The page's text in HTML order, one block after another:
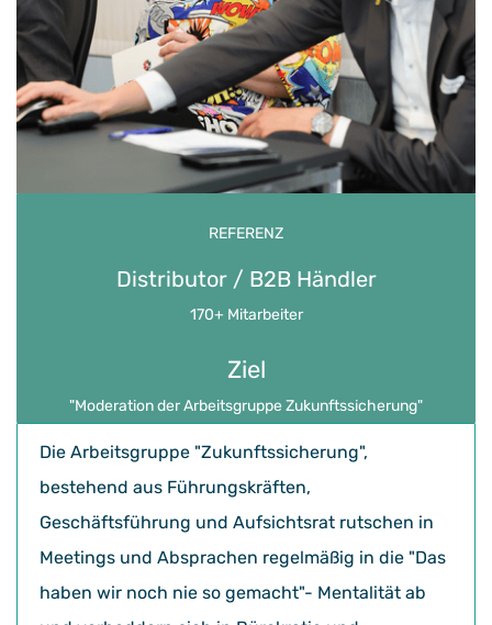
REFERENZ
Distributor / B2B Händler
170+ Mitarbeiter
Ziel
​"Moderation der Arbeitsgruppe Zukunftssicherung"
Die Arbeitsgruppe "Zukunftssicherung",
bestehend aus Führungskräften,
Geschäftsführung und Aufsichtsrat rutschen in
Meetings und Absprachen regelmäßig in die "Das
haben wir noch nie so gemacht"- Mentalität ab